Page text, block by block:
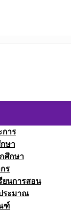
การ
ษา
ศึกษา
ร
ยนการสอน
ระมาณ
ฑ์